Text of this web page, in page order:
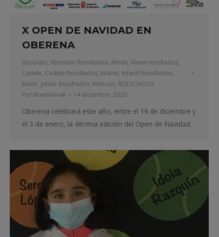
X OPEN DE NAVIDAD EN
OBERENA
Absoluto, Absoluto Resultados, Alevín, Alevin resultados,
Cadete, Cadete Resultados, Infantil, Infantil Resultados,
Junior, Junior Resultados, Noticias, RESULTADOS
Por Mandarinak 14 diciembre, 2020
Oberena celebrará este año, entre el 19 de diciembre y
el 3 de enero, la décima edición del Open de Navidad.